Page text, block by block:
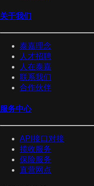
关于我们
泰嘉理念
人才招聘
人在泰嘉
联系我们
合作伙伴
服务中心
API接口对接
揽收服务
保险服务
直营网点